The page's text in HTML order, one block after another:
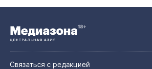
Связаться с редакцией